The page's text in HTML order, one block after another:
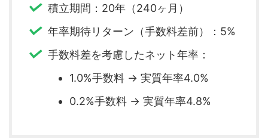
積立期間：20年（240ヶ月）
年率期待リターン（手数料差前）：5%
手数料差を考慮したネット年率：
1.0%手数料 → 実質年率4.0%
0.2%手数料 → 実質年率4.8%